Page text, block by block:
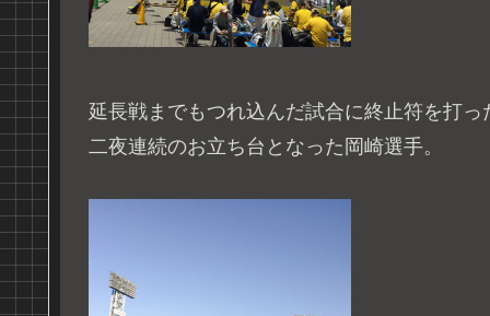
延長戦までもつれ込んだ試合に終止符を打っ
二夜連続のお立ち台となった岡崎選手。